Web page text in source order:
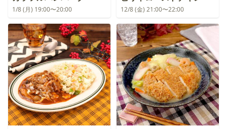
1/8 (月) 19:00〜20:00 12/8 (金) 21:00〜22:00